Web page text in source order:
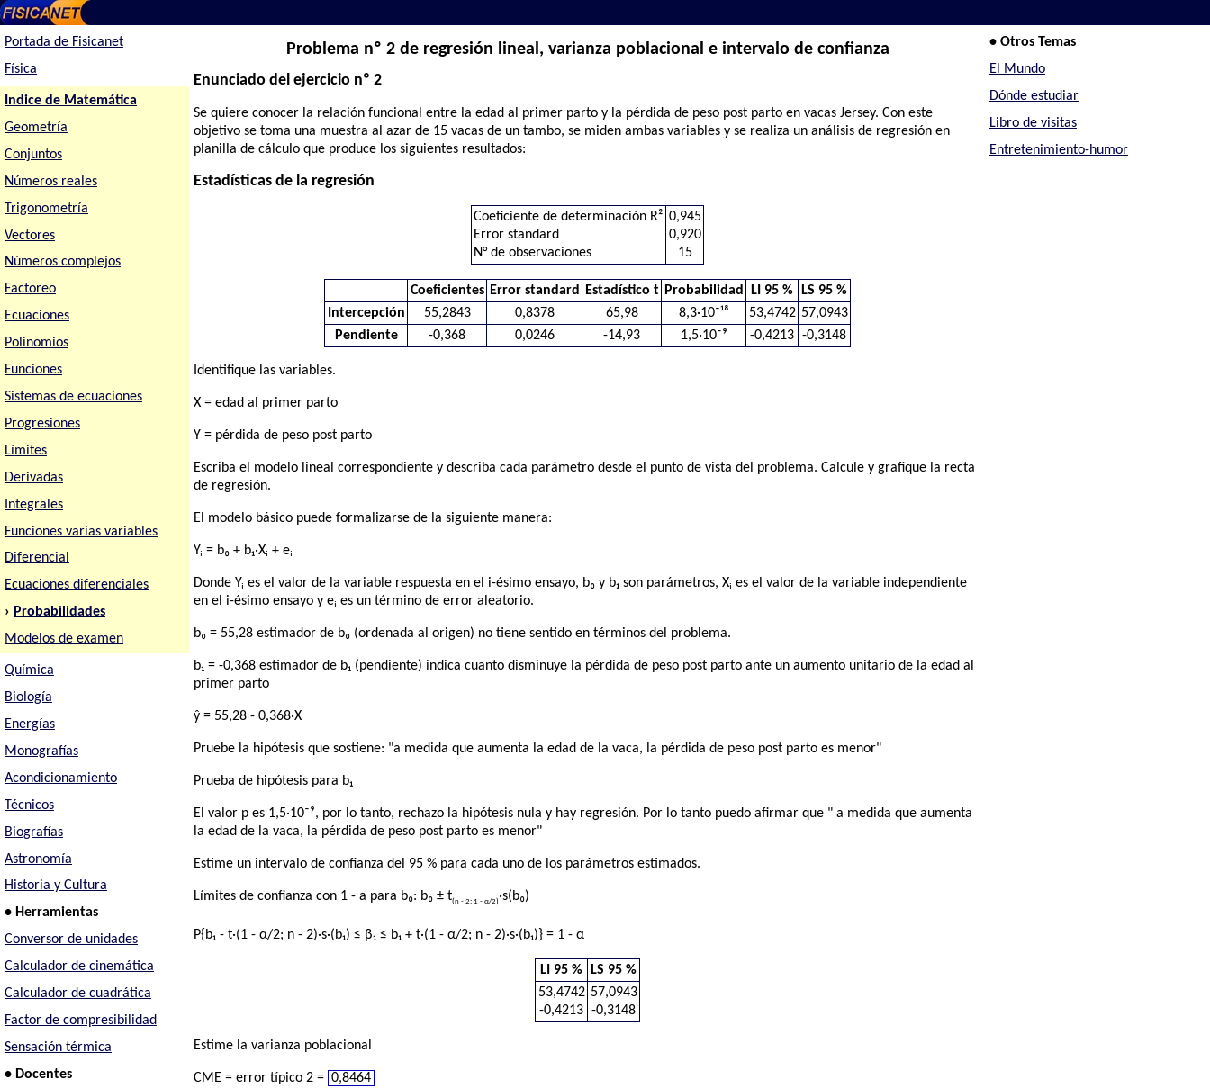
Portada de Fisicanet
Física
Indice de Matemática
Geometría
Conjuntos
Números reales
Trigonometría
Vectores
Números complejos
Factoreo
Ecuaciones
Polinomios
Funciones
Sistemas de ecuaciones
Progresiones
Límites
Derivadas
Integrales
Funciones varias variables
Diferencial
Ecuaciones diferenciales
› Probabilidades
Modelos de examen
Química
Biología
Energías
Monografías
Acondicionamiento
Técnicos
Biografías
Astronomía
Historia y Cultura
• Herramientas
Conversor de unidades
Calculador de cinemática
Calculador de cuadrática
Factor de compresibilidad
Sensación térmica
• Docentes
Problema nº 2 de regresión lineal, varianza poblacional e intervalo de confianza
Enunciado del ejercicio nº 2
Se quiere conocer la relación funcional entre la edad al primer parto y la pérdida de peso post parto en vacas Jersey. Con este
objetivo se toma una muestra al azar de 15 vacas de un tambo, se miden ambas variables y se realiza un análisis de regresión en
planilla de cálculo que produce los siguientes resultados:
Estadísticas de la regresión
Coeficiente de determinación R²
Error standard
N° de observaciones
0,945
0,920
15
Coeficientes Error standard Estadístico t Probabilidad LI 95 % LS 95 %
Intercepción
55,2843 0,8378 65,98 8,3·10⁻¹⁸ 53,4742 57,0943
Pendiente
-0,368 0,0246 -14,93 1,5·10⁻⁹ -0,4213 -0,3148
Identifique las variables.
X = edad al primer parto
Y = pérdida de peso post parto
Escriba el modelo lineal correspondiente y describa cada parámetro desde el punto de vista del problema. Calcule y grafique la recta
de regresión.
El modelo básico puede formalizarse de la siguiente manera:
Yᵢ = b₀ + b₁·Xᵢ + eᵢ
Donde Yᵢ es el valor de la variable respuesta en el i-ésimo ensayo, b₀ y b₁ son parámetros, Xᵢ es el valor de la variable independiente
en el i-ésimo ensayo y eᵢ es un término de error aleatorio.
b₀ = 55,28 estimador de b₀ (ordenada al origen) no tiene sentido en términos del problema.
b₁ = -0,368 estimador de b₁ (pendiente) indica cuanto disminuye la pérdida de peso post parto ante un aumento unitario de la edad al
primer parto
ŷ = 55,28 - 0,368·X
Pruebe la hipótesis que sostiene: "a medida que aumenta la edad de la vaca, la pérdida de peso post parto es menor"
Prueba de hipótesis para b₁
El valor p es 1,5·10⁻⁹, por lo tanto, rechazo la hipótesis nula y hay regresión. Por lo tanto puedo afirmar que " a medida que aumenta
la edad de la vaca, la pérdida de peso post parto es menor"
Estime un intervalo de confianza del 95 % para cada uno de los parámetros estimados.
Límites de confianza con 1 - a para b₀: b₀ ± t(n - 2; 1 - α/2) ·s(b₀)
P{b₁ - t·(1 - α/2; n - 2)·s·(b₁) ≤ β₁ ≤ b₁ + t·(1 - α/2; n - 2)·s·(b₁)} = 1 - α
LI 95 %
LS 95 %
53,4742
-0,4213
57,0943
-0,3148
Estime la varianza poblacional
CME = error típico 2 = 0,8464
• Otros Temas
El Mundo
Dónde estudiar
Libro de visitas
Entretenimiento-humor